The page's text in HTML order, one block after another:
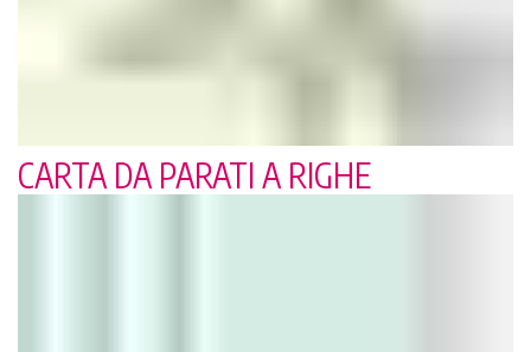
CARTA DA PARATI A RIGHE